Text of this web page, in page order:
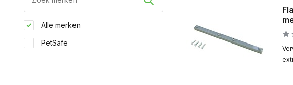
Alle merken
PetSafe